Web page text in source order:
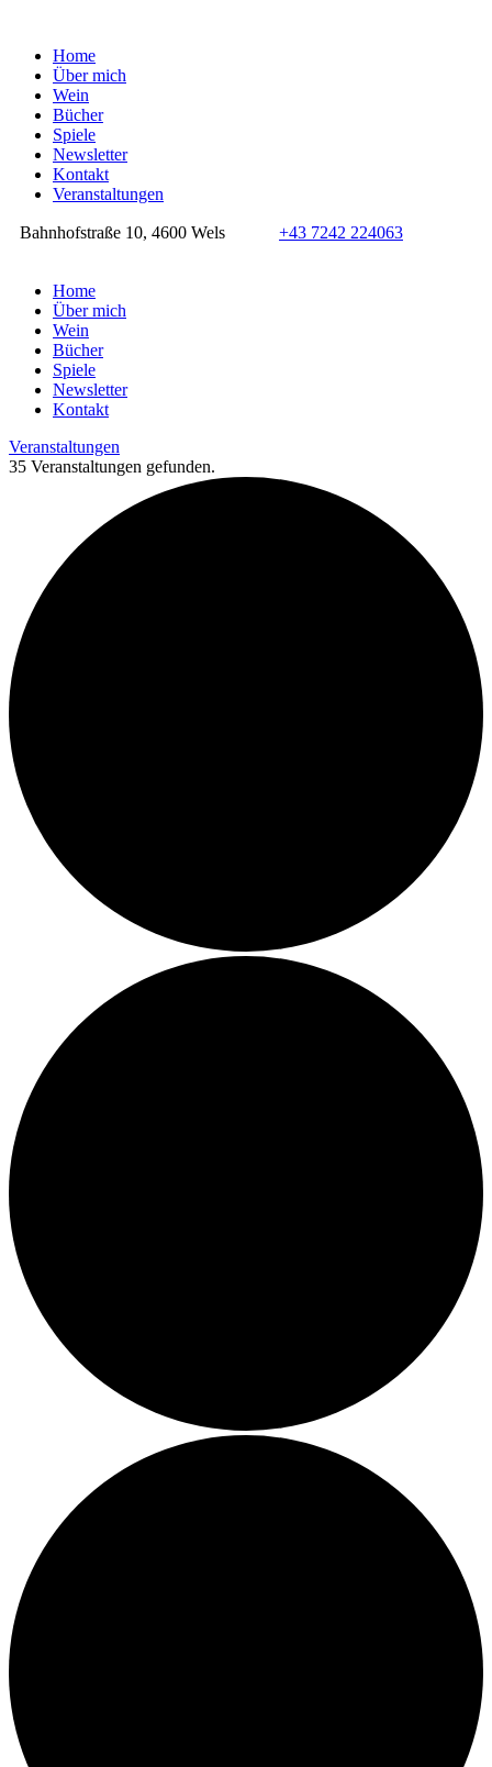
Home
Über mich
Wein
Bücher
Spiele
Newsletter
Kontakt
Veranstaltungen
Bahnhofstraße 10, 4600 Wels +43 7242 224063
Home
Über mich
Wein
Bücher
Spiele
Newsletter
Kontakt
Veranstaltungen
35 Veranstaltungen gefunden.